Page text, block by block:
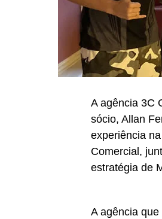
A agência 3C
sócio, Allan
experiência
Comercial,
estratégia de
A agência